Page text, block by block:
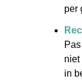
per
niet
in